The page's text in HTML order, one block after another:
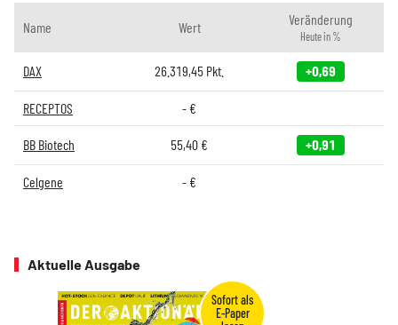
Name Wert Veränderung
Heute in %
DAX 26.319,45 Pkt. +0,69
RECEPTOS - €
BB Biotech 55,40 € +0,91
Celgene - €
Aktuelle Ausgabe